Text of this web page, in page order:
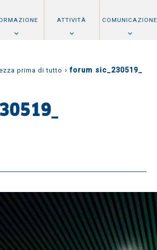
ATTIVITÀ COMUNICAZIONE
prima di tutto ›forum sic_230519_